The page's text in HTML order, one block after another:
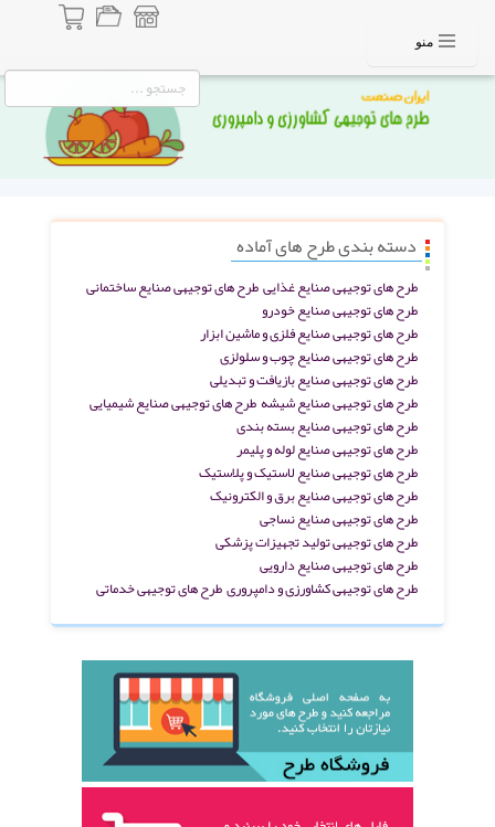
منو
دسته بندی طرح های آماده
طرح های توجیهی صنایع غذاییطرح های توجیهی صنایع ساختمانی
طرح های توجیهی صنایع خودرو
طرح های توجیهی صنایع فلزی و ماشین ابزار
طرح های توجیهی صنایع چوب و سلولزی
طرح های توجیهی صنایع بازیافت و تبدیلی
طرح های توجیهی صنایع شیشه طرح های توجیهی صنایع شیمیایی
طرح های توجیهی صنایع بسته بندی
طرح های توجیهی صنایع لوله و پلیمر
طرح های توجیهی صنایع لاستیک و پلاستیک
طرح های توجیهی صنایع برق و الکترونیک
طرح های توجیهی صنایع نساجی
طرح های توجیهی تولید تجهیزات پزشکی
طرح های توجیهی صنایع دارویی
طرح های توجیهی کشاورزی و دامپروریطرح های توجیهی خدماتی